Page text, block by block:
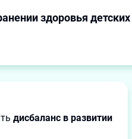
здоровья
дисбаланс в развитии